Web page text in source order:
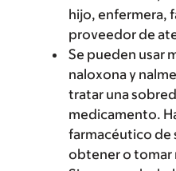
hijo, enfermera,
proveedor de
Se pueden usar
naloxona y
tratar una
medicamento.
farmacéutico de
obtener o tomar